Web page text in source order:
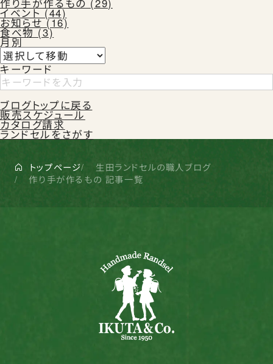
作り手が作るもの (29)
イベント (44)
お知らせ (16)
食べ物 (3)
月別
キーワード
ブログトップに戻る
販売スケジュール
カタログ請求
ランドセルをさがす
トップページ
生田ランドセルの職人ブログ
作り手が作るもの 記事一覧